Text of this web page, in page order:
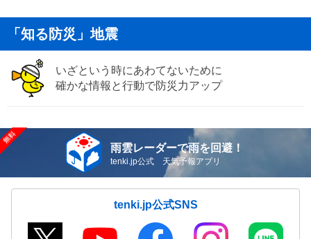
「知る防災」地震
いざという時にあわてないために
確かな情報と行動で防災力アップ
雨雲レーダーで雨を回避！
tenki.jp公式 天気予報アプリ
tenki.jp公式SNS